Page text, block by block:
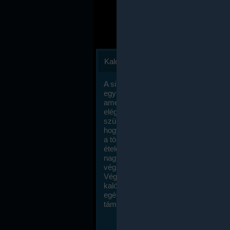
Kalóriaszámlálás
A sikeres fogyás titka valójában igen
egyszerű: égess több energiát, mint
amennyit beviszel. Természetesen
elég nagy fegyelemre és akaraterőre
szükség, de meglepődve fogod
hogy a kalóriaszámolás mennyire
a többi diétához képest. Itt nincsenek
ételek és a megengedett kalóriabevitelt
nagymértékben növelheted ha
végzel.
Végül, de nem utolsó sorban, a
kalóriaszámolás módszerét a legtöbb
egészségügyi szakorvos ajánlja és
támogatja.